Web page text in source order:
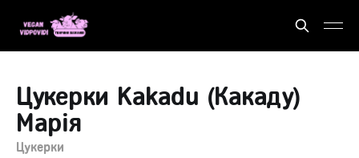
Цукерки Kakadu (Какаду)
Марія
Цукерки